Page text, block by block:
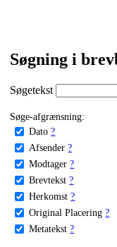
Søgning i
Søgetekst
Søge-afgrænsning:
Dato ?
Afsender ?
Modtager ?
Brevtekst ?
Herkomst ?
Original Placering ?
Metatekst ?